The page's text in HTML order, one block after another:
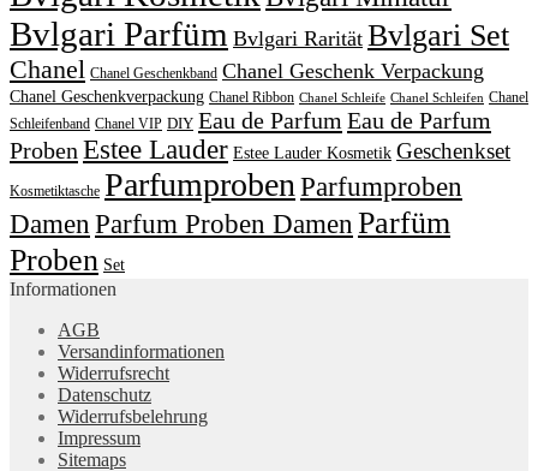
Bvlgari Parfüm Bvlgari Rarität Bvlgari Set
Chanel Chanel Geschenkband Chanel Geschenk Verpackung
Chanel Geschenkverpackung Chanel Ribbon Chanel Schleife Chanel Schleifen Chanel
Schleifenband Chanel VIP DIY Eau de Parfum Eau de Parfum
Proben Estee Lauder Estee Lauder Kosmetik Geschenkset
Kosmetiktasche Parfumproben Parfumproben
Damen Parfum Proben Damen Parfüm
Proben Set
Informationen
AGB
Versandinformationen
Widerrufsrecht
Datenschutz
Widerrufsbelehrung
Impressum
Sitemaps